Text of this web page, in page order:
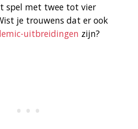
spel met twee tot vier
je trouwens dat er ook
uitbreidingen zijn?